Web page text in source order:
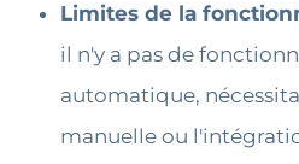
Limites de la
il n'y a pas de
automatique,
manuelle ou